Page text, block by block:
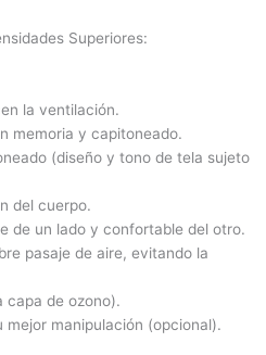
Superiores:
la ventilación.
memoria y capitoneado.
(diseño y tono de tela sujeto
del cuerpo.
de un lado y confortable del otro.
pasaje de aire, evitando la
capa de ozono).
manipulación (opcional).